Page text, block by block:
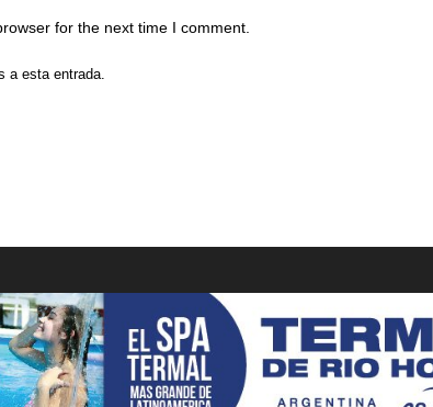
for the next time I comment.
a esta entrada.